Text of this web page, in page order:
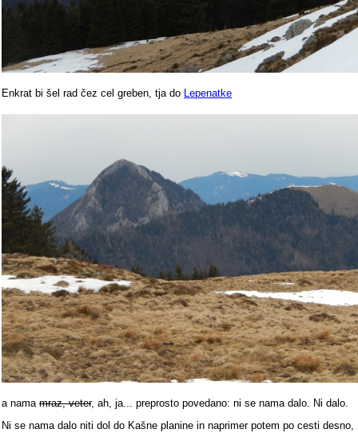
Enkrat bi šel rad čez cel greben, tja do Lepenatke
a nama mraz, veter, ah, ja... preprosto povedano: ni se nama dalo. Ni dalo.
Ni se nama dalo niti dol do Kašne planine in naprimer potem po cesti desno,